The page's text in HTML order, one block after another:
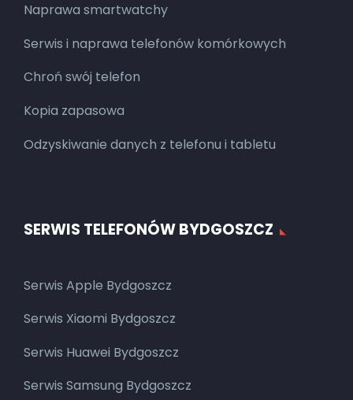
Naprawa smartwatchy
Serwis i naprawa telefonów komórkowych
Chroń swój telefon
Kopia zapasowa
Odzyskiwanie danych z telefonu i tabletu
SERWIS TELEFONÓW BYDGOSZCZ
Serwis Apple Bydgoszcz
Serwis Xiaomi Bydgoszcz
Serwis Huawei Bydgoszcz
Serwis Samsung Bydgoszcz